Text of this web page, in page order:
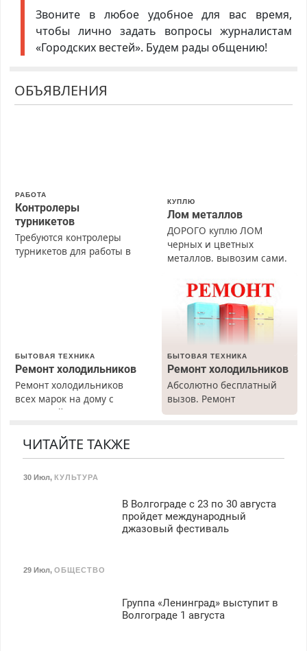
Звоните в любое удобное для вас время,
чтобы лично задать вопросы журналистам
«Городских вестей». Будем рады общению!
ОБЪЯВЛЕНИЯ
РАБОТА
Контролеры
турникетов
Требуются контролеры
турникетов для работы в
Ежемесячно
выплачивается денежная
премия. Возможно
бесплатное обучение,
транспортной
безопасности с з/п до
КУПЛЮ
Лом металлов
ДОРОГО куплю ЛОМ
черных и цветных
металлов, вывозим сами.
БЫТОВАЯ ТЕХНИКА
Ремонт холодильников
Ремонт холодильников
всех марок на дому с
гарантией. Замена
Недорого. Без выходных.
БЫТОВАЯ ТЕХНИКА
Ремонт холодильников
Абсолютно бесплатный
вызов. Ремонт
холодильников всех
ЧИТАЙТЕ ТАКЖЕ
30 Июл, КУЛЬТУРА
В Волгограде с 23 по 30 августа
пройдет международный
джазовый фестиваль
29 Июл, ОБЩЕСТВО
Группа «Ленинград» выступит в
Волгограде 1 августа